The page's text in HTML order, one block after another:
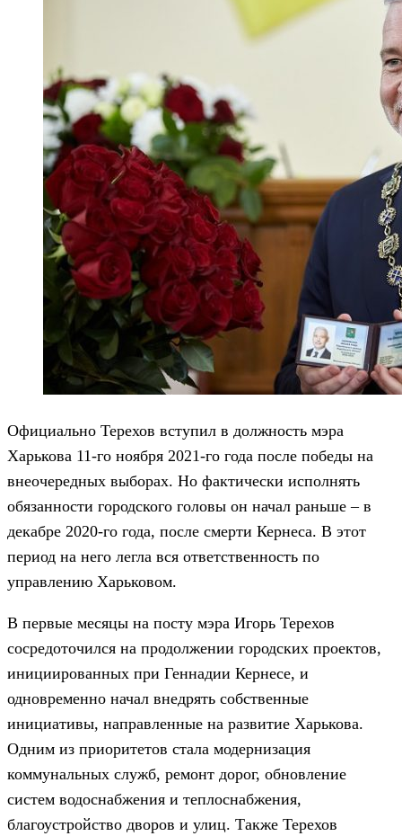
Официально Терехов вступил в должность мэра
Харькова 11-го ноября 2021-го года после победы на
внеочередных выборах. Но фактически исполнять
обязанности городского головы он начал раньше – в
декабре 2020-го года, после смерти Кернеса. В этот
период на него легла вся ответственность по
управлению Харьковом.
В первые месяцы на посту мэра Игорь Терехов
сосредоточился на продолжении городских проектов,
инициированных при Геннадии Кернесе, и
одновременно начал внедрять собственные
инициативы, направленные на развитие Харькова.
Одним из приоритетов стала модернизация
коммунальных служб, ремонт дорог, обновление
систем водоснабжения и теплоснабжения,
благоустройство дворов и улиц. Также Терехов